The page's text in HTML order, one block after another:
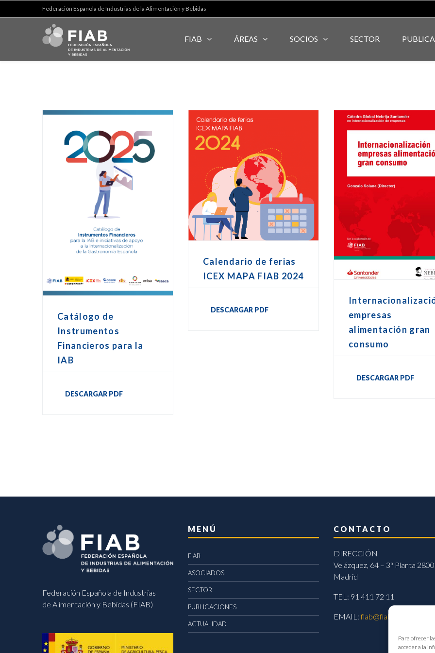
Para ofrecer
acceder a la
Federación Española de Industrias de la Alimentación y Bebidas
FIAB ÁREAS SOCIOS SECTOR
Catálogo de
Instrumentos
Financieros para la
IAB
DESCARGAR PDF
Calendario de ferias
ICEX MAPA FIAB 2024
DESCARGAR PDF
empresas
alimentación gran
consumo
DESCARGAR PDF
Federación Española de Industrias
de Alimentación y Bebidas (FIAB)
MENÚ
FIAB
ASOCIADOS
SECTOR
PUBLICACIONES
ACTUALIDAD
CONTACTO
DIRECCIÓN
Velázquez, 64 – 3ª Planta
Madrid
TEL: 91 411 72 11
EMAIL:fiab@fiab.es